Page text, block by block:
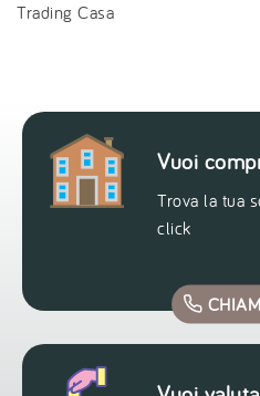
Trading Casa
Vuoi
Trova la tua
click